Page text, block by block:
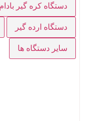
دستگاه کره گیر
دستگاه ارده گیر
سایر دستگاه ها